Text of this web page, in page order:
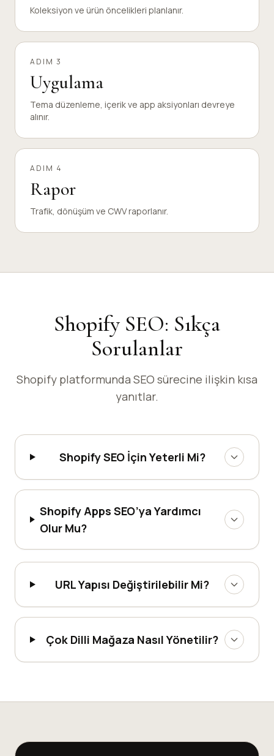
Koleksiyon ve ürün öncelikleri planlanır.
ADIM 3
Uygulama
Tema düzenleme, içerik ve app aksiyonları devreye
alınır.
ADIM 4
Rapor
Trafik, dönüşüm ve CWV raporlanır.
Shopify SEO: Sıkça
Sorulanlar
Shopify platformunda SEO sürecine ilişkin kısa
yanıtlar.
Shopify SEO İçin Yeterli Mi?
Shopify Apps SEO’ya Yardımcı
Olur Mu?
URL Yapısı Değiştirilebilir Mi?
Çok Dilli Mağaza Nasıl Yönetilir?